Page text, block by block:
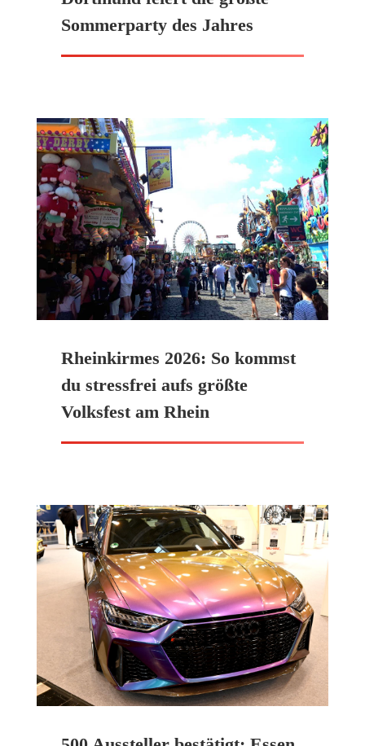
Sommerparty des Jahres
Rheinkirmes 2026: So kommst
du stressfrei aufs größte
Volksfest am Rhein